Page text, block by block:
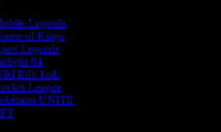
Legends
of Kings
Legends
84
Rift: LoL
League
UNITE